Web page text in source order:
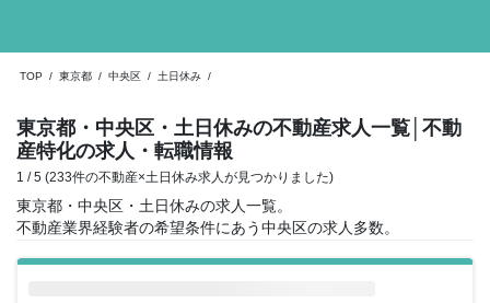
TOP / 東京都 / 中央区 / 土日休み /
東京都・中央区・土日休みの不動産求人一覧 │不動
産特化の求人・転職情報
1 / 5 (233件の不動産×土日休み求人が見つかりました)
東京都・中央区・土日休みの求人一覧。
不動産業界経験者の希望条件にあう中央区の求人多数。